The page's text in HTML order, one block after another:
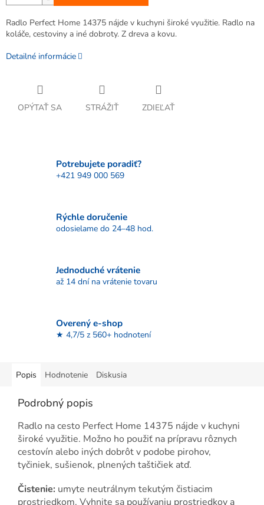
Radlo Perfect Home 14375 nájde v kuchyni široké využitie. Radlo na
koláče, cestoviny a iné dobroty. Z dreva a kovu.
Detailné informácie
OPÝTAŤ SA STRÁŽIŤ ZDIEĽAŤ
Potrebujete poradiť?
+421 949 000 569
Rýchle doručenie
odosielame do 24–48 hod.
Jednoduché vrátenie
až 14 dní na vrátenie tovaru
Overený e-shop
★ 4,7/5 z 560+ hodnotení
Popis Hodnotenie Diskusia
Podrobný popis
Radlo na cesto Perfect Home 14375 nájde v kuchyni
široké využitie. Možno ho použiť na prípravu rôznych
cestovín alebo iných dobrôt v podobe pirohov,
tyčiniek, sušienok, plnených taštičiek atď.
Čistenie: umyte neutrálnym tekutým čistiacim
prostriedkom. Vyhnite sa používaniu prostriedkov a